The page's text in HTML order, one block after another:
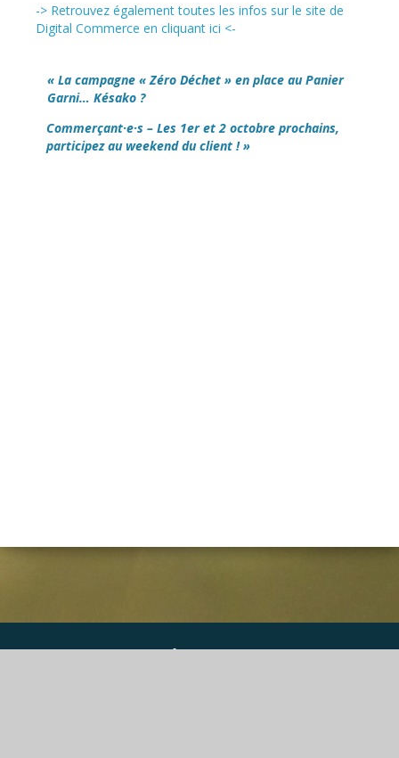
-> Retrouvez également toutes les infos sur le site de
Digital Commerce en cliquant ici <-
« La campagne « Zéro Déchet » en place au Panier
Garni… Késako ?
Commerçant·e·s – Les 1er et 2 octobre prochains,
participez au weekend du client ! »
DGS Informatique SPRL